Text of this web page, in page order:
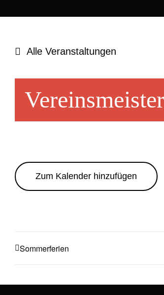
Alle Veranstaltungen
Zum Kalender hinzufügen
Sommerferien